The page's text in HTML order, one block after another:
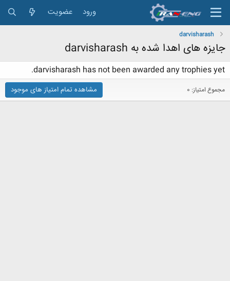
ورود عضویت
darvisharash
جایزه های اهدا شده به darvisharash
darvisharash has not been awarded any trophies yet.
مجموع امتیاز: 0 مشاهده تمام امتیاز های موجود